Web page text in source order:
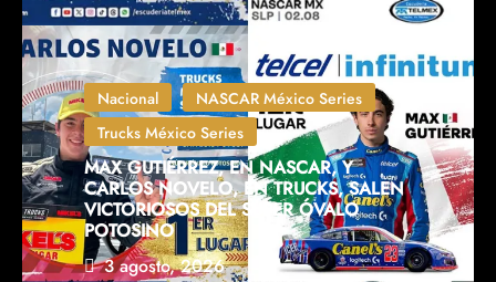
Nacional
NASCAR México Series
Trucks México Series
MAX GUTIÉRREZ, EN NASCAR, Y
CARLOS NOVELO, EN TRUCKS, SALEN
VICTORIOSOS DEL SÚPER ÓVALO
POTOSINO
3 agosto, 2026